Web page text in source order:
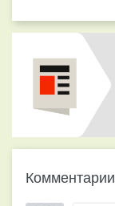
Комментарии